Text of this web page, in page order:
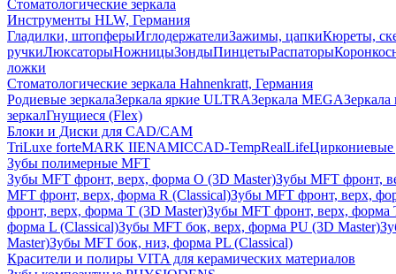
Стоматологические зеркала
Инструменты HLW, Германия
Гладилки, штопферыИглодержателиЗажимы, цапкиКюреты,
ручкиЛюксаторыНожницыЗондыПинцетыРаспаторы
ложки
Стоматологические зеркала Hahnenkratt, Германия
Родиевые зеркалаЗеркала яркие ULTRAЗеркала MEGAЗеркала
зеркалГнущиеся (Flex)
Блоки и Диски для CAD/CAM
TriLuxe forteMARK IIENAMICCAD-TempRealLifeЦиркониевые
Зубы полимерные MFT
Зубы MFT фронт, верх, форма O (3D Master)Зубы MFT фронт,
MFT фронт, верх, форма R (Classical)Зубы MFT фронт, верх,
фронт, верх, форма T (3D Master)Зубы MFT фронт, верх, форма
форма L (Classical)Зубы MFT бок, верх, форма PU (3D Master)
Master)Зубы MFT бок, низ, форма PL (Classical)
Красители и полиры VITA для керамических материалов